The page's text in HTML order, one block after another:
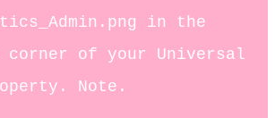
in the
corner of your Universal
Note.